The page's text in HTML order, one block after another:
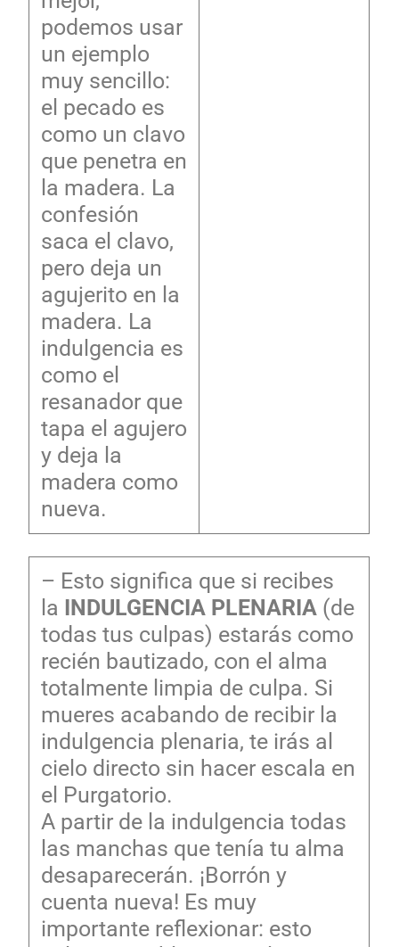
podemos usar
un ejemplo
muy sencillo:
el pecado es
como un clavo
que penetra en
la madera. La
confesión
saca el clavo,
pero deja un
agujerito en la
madera. La
indulgencia es
como el
resanador que
tapa el agujero
y deja la
madera como
nueva.
– Esto significa que si recibes
la INDULGENCIA PLENARIA (de
todas tus culpas) estarás como
recién bautizado, con el alma
totalmente limpia de culpa. Si
mueres acabando de recibir la
indulgencia plenaria, te irás al
cielo directo sin hacer escala en
el Purgatorio.
A partir de la indulgencia todas
las manchas que tenía tu alma
desaparecerán. ¡Borrón y
cuenta nueva! Es muy
importante reflexionar: esto